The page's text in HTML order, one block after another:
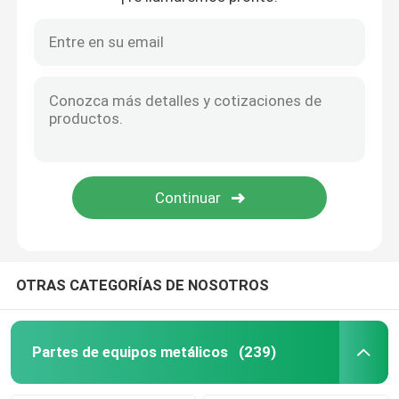
Piezas de la fabricación de metal
OTRAS CATEGORÍAS DE NOSOTROS
Partes de equipos metálicos (239)